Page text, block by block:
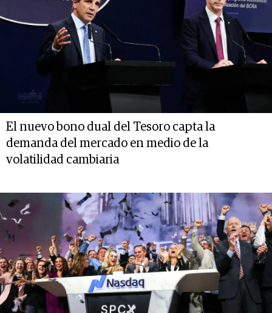
El nuevo bono dual del Tesoro capta la
demanda del mercado en medio de la
volatilidad cambiaria